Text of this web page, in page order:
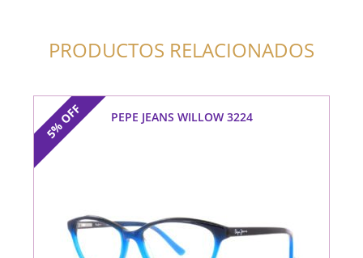
PRODUCTOS RELACIONADOS
5%
OFF PEPE JEANS WILLOW 3224